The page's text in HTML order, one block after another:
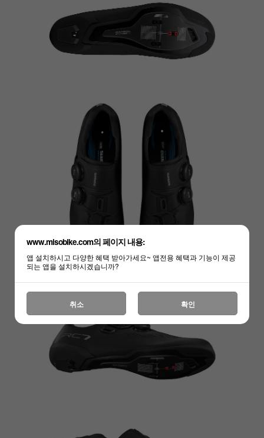
www.misobike.com의 페이지 내용:
앱 설치하시고 다양한 혜택 받아가세요~ 앱전용 혜택과 기능이 제공
되는 앱을 설치하시겠습니까?
취소 확인